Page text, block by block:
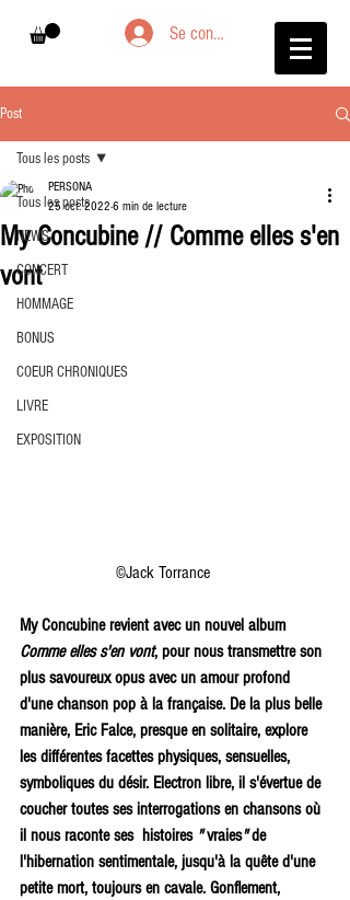
Se connecter
Post
Tous les posts
NEWS
CONCERT
HOMMAGE
BONUS
COEUR CHRONIQUES
LIVRE
EXPOSITION
Tous les posts
My Concubine // Comme elles s'en
vont
PERSONA
25 oct. 2022 6 min de lecture
                      ©Jack Torrance
My Concubine revient avec un nouvel album
Comme elles s'en vont, pour nous transmettre son
plus savoureux opus avec un amour profond
d'une chanson pop à la française. De la plus belle
manière, Eric Falce, presque en solitaire, explore
les différentes facettes physiques, sensuelles,
symboliques du désir. Electron libre, il s'évertue de
coucher toutes ses interrogations en chansons où
il nous raconte ses histoires " vraies" de
l'hibernation sentimentale, jusqu'à la quête d'une
petite mort, toujours en cavale. Gonflement,